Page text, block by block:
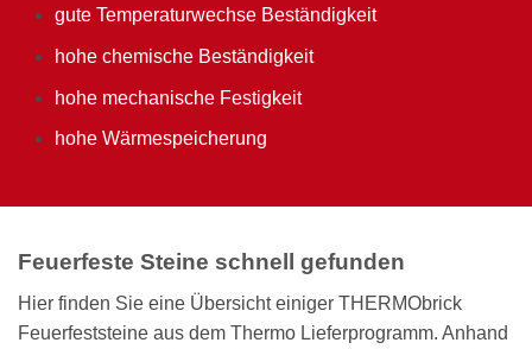
gute Temperaturwechse Beständigkeit
hohe chemische Beständigkeit
hohe mechanische Festigkeit
hohe Wärmespeicherung
Feuerfeste Steine schnell gefunden
Hier finden Sie eine Übersicht einiger THERMObrick
Feuerfeststeine aus dem Thermo Lieferprogramm. Anhand